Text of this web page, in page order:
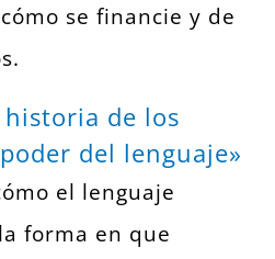
se financie y de
de los
del lenguaje»
el lenguaje
forma en que